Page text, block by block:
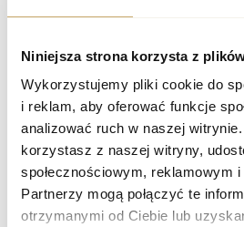
Niniejsza strona korzysta z
Wykorzystujemy pliki cookie do
i reklam, aby oferować funkcje
analizować ruch w naszej
korzystasz z naszej witryny,
społecznościowym, reklamowym
Partnerzy mogą połączyć te
otrzymanymi od Ciebie lub